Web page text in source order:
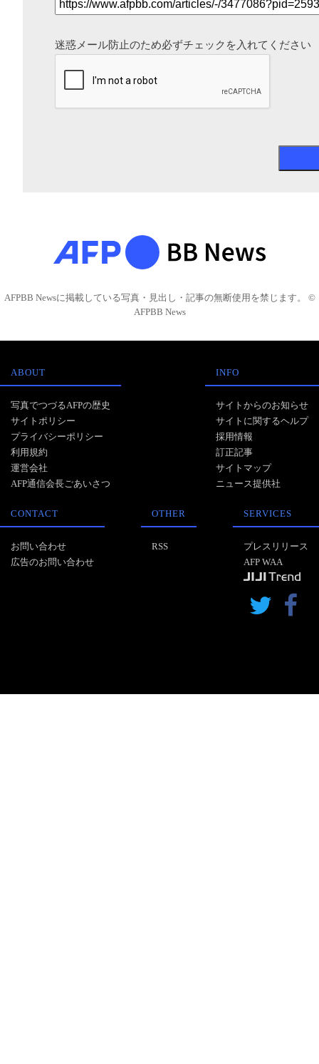
迷惑メール防止のため必ずチェックを入れてください
AFPBB Newsに掲載している写真・見出し・記事の無断使用を禁じます。 ©
AFPBB News
ABOUT
写真でつづるAFPの歴史
サイトポリシー
プライバシーポリシー
利用規約
運営会社
AFP通信会長ごあいさつ
INFO
サイトからのお知らせ
サイトに関するヘルプ
採用情報
訂正記事
サイトマップ
ニュース提供社
CONTACT
お問い合わせ
広告のお問い合わせ
OTHER
RSS
SERVICES
プレスリリース
AFP WAA